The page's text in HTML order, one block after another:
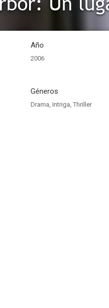
Año
2006
Géneros
Drama, Intriga, Thriller